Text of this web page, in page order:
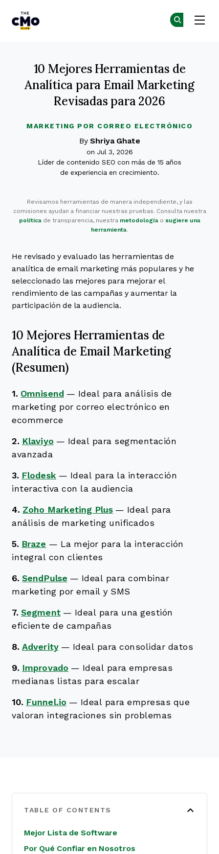
MARKETING POR CORREO ELECTRÓNICO
10 Mejores Herramientas de
Analítica para Email Marketing
Revisadas para 2026
By Shriya Ghate
on Jul 3, 2026
Líder de contenido SEO con más de 15 años
de experiencia en crecimiento.
Revisamos herramientas de manera independiente, y las
comisiones ayudan a financiar nuestras pruebas. Consulta nuestra
políticade transparencia, nuestra metodologíao sugiere una
herramienta.
He revisado y evaluado las herramientas de
analítica de email marketing más populares y he
seleccionado las mejores para mejorar el
rendimiento de las campañas y aumentar la
participación de la audiencia.
10 Mejores Herramientas de
Analítica de Email Marketing
(Resumen)
1. Omnisend — Ideal para análisis de
marketing por correo electrónico en
ecommerce
2. Klaviyo — Ideal para segmentación
avanzada
3. Flodesk — Ideal para la interacción
interactiva con la audiencia
4. Zoho Marketing Plus — Ideal para
análisis de marketing unificados
5. Braze — La mejor para la interacción
integral con clientes
6. SendPulse — Ideal para combinar
marketing por email y SMS
7. Segment — Ideal para una gestión
eficiente de campañas
8. Adverity — Ideal para consolidar datos
9. Improvado — Ideal para empresas
medianas listas para escalar
10. Funnel.io — Ideal para empresas que
valoran integraciones sin problemas
TABLE OF CONTENTS
Mejor Lista de Software
Por Qué Confiar en Nosotros